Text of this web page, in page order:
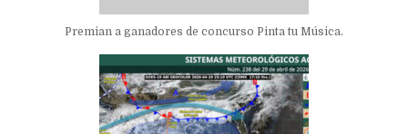
Premian a ganadores de concurso Pinta tu Música.